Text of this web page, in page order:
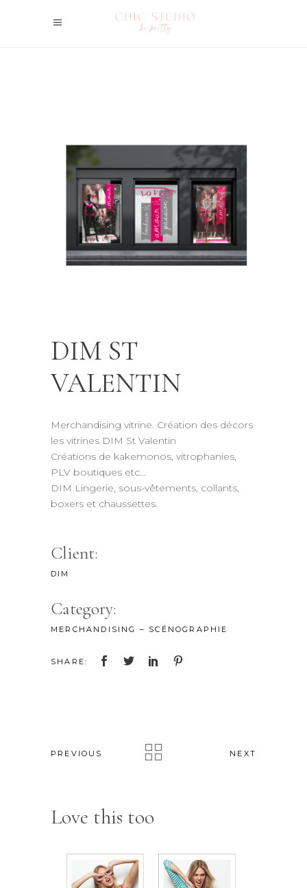
DIM ST
VALENTIN
Merchandising vitrine. Création des décors
les vitrines DIM St Valentin
Créations de kakemonos, vitrophanies,
PLV boutiques etc…
DIM Lingerie, sous-vêtements, collants,
boxers et chaussettes.
Client:
DIM
Category:
MERCHANDISING – SCÉNOGRAPHIE
SHARE:
PREVIOUS NEXT
Love this too